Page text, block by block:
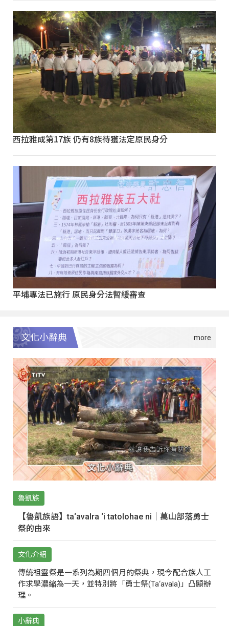
西拉雅成第17族 仍有8族待獲法定原民身分
平埔專法已施行 原民身分法暫緩審查
文化小辭典
魯凱族
【魯凱族語】ta‘avalra ‘i tatolohae ni｜萬山部落勇士
祭的由來
文化介紹
傳統祖靈祭是一系列為期四個月的祭典，現今配合族人工
作求學濃縮為一天，並特別將「勇士祭(Ta‘avala)」凸顯辦
理。
小辭典